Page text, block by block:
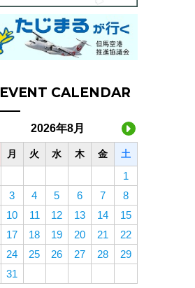
EVENT CALENDAR
2026年8月
月 火 水 木 金 土
1
3 4 5 6 7
8
10 11 12 13 14
15
17 18 19 20 21
22
24 25 26 27 28
29
31